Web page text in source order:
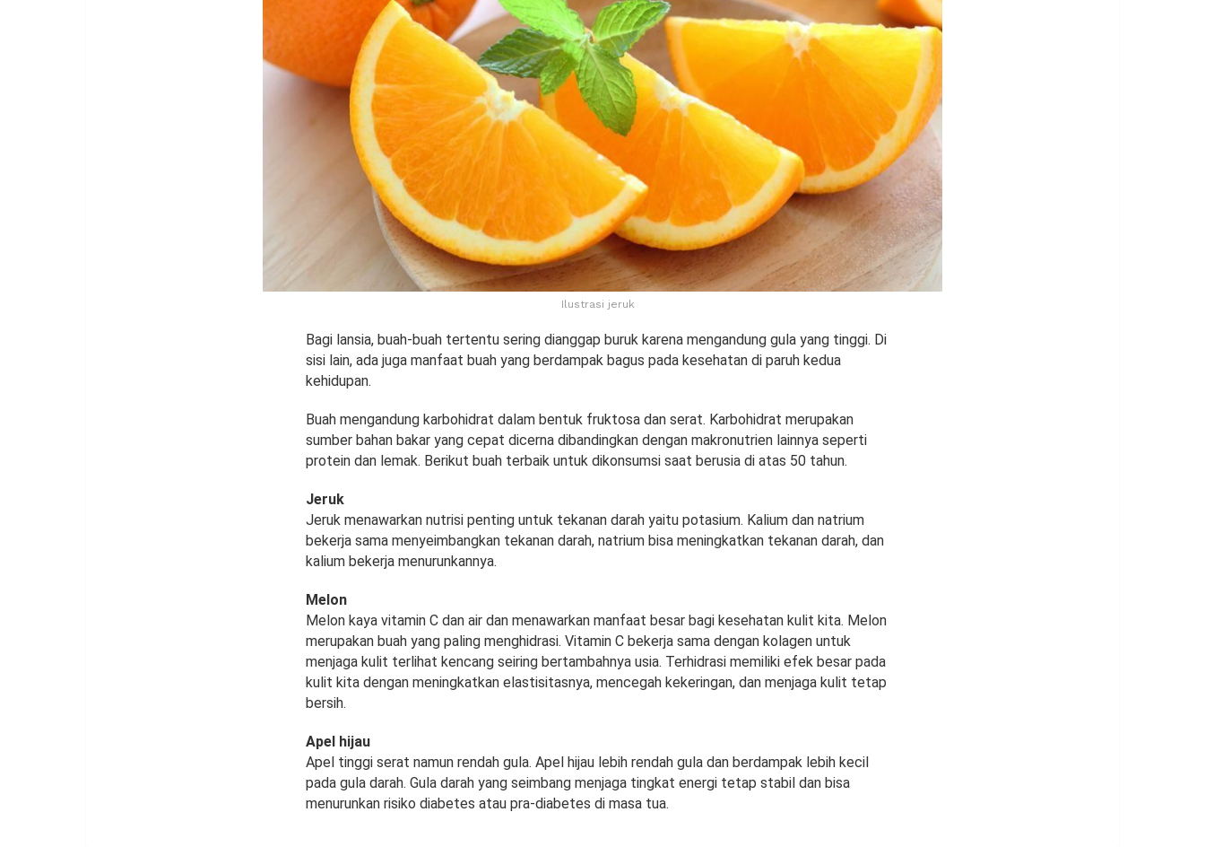
Ilustrasi jeruk
Bagi lansia, buah-buah tertentu sering dianggap buruk karena mengandung gula yang tinggi. Di
sisi lain, ada juga manfaat buah yang berdampak bagus pada kesehatan di paruh kedua
kehidupan.
Buah mengandung karbohidrat dalam bentuk fruktosa dan serat. Karbohidrat merupakan
sumber bahan bakar yang cepat dicerna dibandingkan dengan makronutrien lainnya seperti
protein dan lemak. Berikut buah terbaik untuk dikonsumsi saat berusia di atas 50 tahun.
Jeruk
Jeruk menawarkan nutrisi penting untuk tekanan darah yaitu potasium. Kalium dan natrium
bekerja sama menyeimbangkan tekanan darah, natrium bisa meningkatkan tekanan darah, dan
kalium bekerja menurunkannya.
Melon
Melon kaya vitamin C dan air dan menawarkan manfaat besar bagi kesehatan kulit kita. Melon
merupakan buah yang paling menghidrasi. Vitamin C bekerja sama dengan kolagen untuk
menjaga kulit terlihat kencang seiring bertambahnya usia. Terhidrasi memiliki efek besar pada
kulit kita dengan meningkatkan elastisitasnya, mencegah kekeringan, dan menjaga kulit tetap
bersih.
Apel hijau
Apel tinggi serat namun rendah gula. Apel hijau lebih rendah gula dan berdampak lebih kecil
pada gula darah. Gula darah yang seimbang menjaga tingkat energi tetap stabil dan bisa
menurunkan risiko diabetes atau pra-diabetes di masa tua.